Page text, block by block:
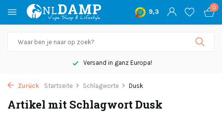
9,3
0
Versand in ganz Europa!
Zurück Startseite Schlagworte Dusk
Artikel mit Schlagwort Dusk